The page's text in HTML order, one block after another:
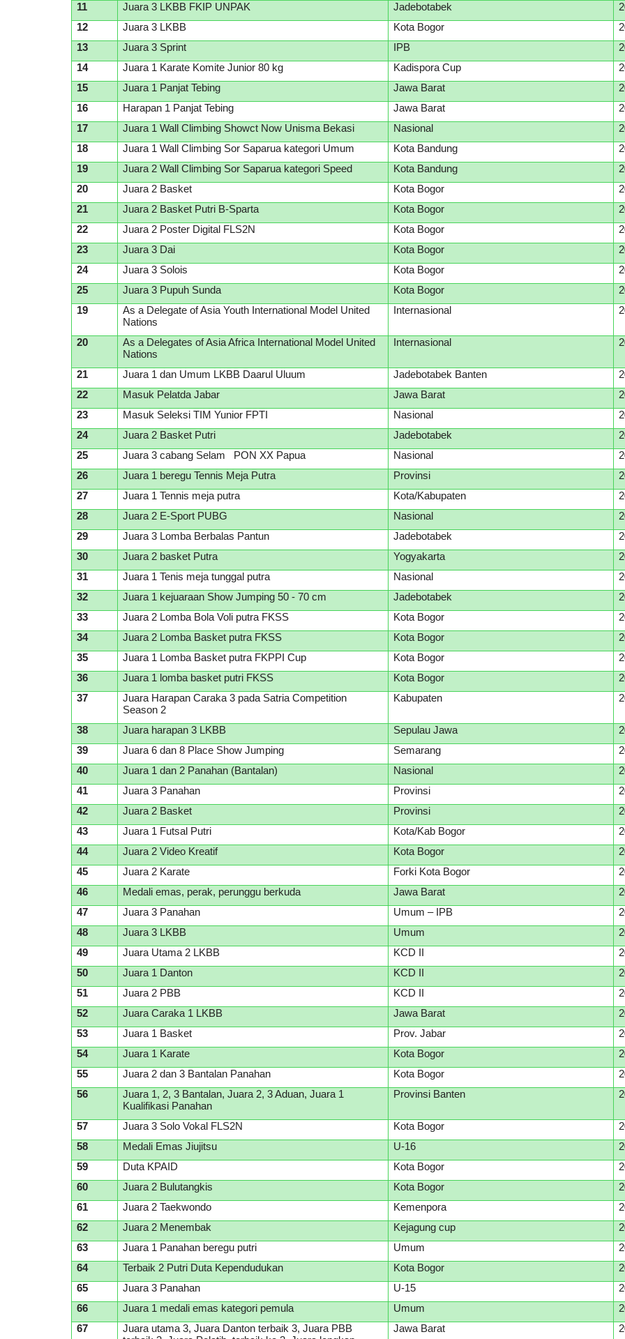
11
Juara 3 LKBB FKIP UNPAK Jadebotabek
12
Juara 3 LKBB Kota Bogor
13
Juara 3 Sprint IPB
14
Juara 1 Karate Komite Junior 80 kg Kadispora Cup
15
Juara 1 Panjat Tebing Jawa Barat
16 Harapan 1 Panjat Tebing Jawa Barat
17 Juara 1 Wall Climbing Showct Now Unisma Bekasi Nasional
18 Juara 1 Wall Climbing Sor Saparua kategori Umum Kota Bandung
19 Juara 2 Wall Climbing Sor Saparua kategori Speed Kota Bandung
20
Juara 2 Basket Kota Bogor
21
Juara 2 Basket Putri B-Sparta Kota Bogor
22
Juara 2 Poster Digital FLS2N Kota Bogor
23
Juara 3 Dai Kota Bogor
24
Juara 3 Solois Kota Bogor
25
Juara 3 Pupuh Sunda Kota Bogor
19
As a Delegate of Asia Youth International Model United
Nations
Internasional
20
As a Delegates of Asia Africa International Model United
Nations
Internasional
21 Juara 1 dan Umum LKBB Daarul Uluum Jadebotabek Banten
22
Masuk Pelatda Jabar Jawa Barat
23
Masuk Seleksi TIM Yunior FPTI Nasional
24
Juara 2 Basket Putri Jadebotabek
25
Juara 3 cabang Selam PON XX Papua Nasional
26
Juara 1 beregu Tennis Meja Putra Provinsi
27
Juara 1 Tennis meja putra Kota/Kabupaten
28
Juara 2 E-Sport PUBG Nasional
29
Juara 3 Lomba Berbalas Pantun Jadebotabek
30
Juara 2 basket Putra Yogyakarta
31
Juara 1 Tenis meja tunggal putra Nasional
32
Juara 1 kejuaraan Show Jumping 50 - 70 cm Jadebotabek
33
Juara 2 Lomba Bola Voli putra FKSS Kota Bogor
34
Juara 2 Lomba Basket putra FKSS Kota Bogor
35
Juara 1 Lomba Basket putra FKPPI Cup Kota Bogor
36
Juara 1 lomba basket putri FKSS Kota Bogor
37
Juara Harapan Caraka 3 pada Satria Competition
Season 2
Kabupaten
38 Juara harapan 3 LKBB Sepulau Jawa
39
Juara 6 dan 8 Place Show Jumping Semarang
40
Juara 1 dan 2 Panahan (Bantalan) Nasional
41
Juara 3 Panahan Provinsi
42
Juara 2 Basket Provinsi
43
Juara 1 Futsal Putri Kota/Kab Bogor
44
Juara 2 Video Kreatif Kota Bogor
45
Juara 2 Karate Forki Kota Bogor
46
Medali emas, perak, perunggu berkuda Jawa Barat
47
Juara 3 Panahan Umum – IPB
48
Juara 3 LKBB Umum
49
Juara Utama 2 LKBB KCD II
50
Juara 1 Danton KCD II
51
Juara 2 PBB KCD II
52
Juara Caraka 1 LKBB Jawa Barat
53
Juara 1 Basket Prov. Jabar
54
Juara 1 Karate Kota Bogor
55
Juara 2 dan 3 Bantalan Panahan Kota Bogor
56
Juara 1, 2, 3 Bantalan, Juara 2, 3 Aduan, Juara 1
Kualifikasi Panahan
Provinsi Banten
57 Juara 3 Solo Vokal FLS2N Kota Bogor
58
Medali Emas Jiujitsu U-16
59
Duta KPAID Kota Bogor
60
Juara 2 Bulutangkis Kota Bogor
61
Juara 2 Taekwondo Kemenpora
62
Juara 2 Menembak Kejagung cup
63
Juara 1 Panahan beregu putri Umum
64
Terbaik 2 Putri Duta Kependudukan Kota Bogor
65
Juara 3 Panahan U-15
66
Juara 1 medali emas kategori pemula Umum
67
Juara utama 3, Juara Danton terbaik 3, Juara PBB
Jawa Barat